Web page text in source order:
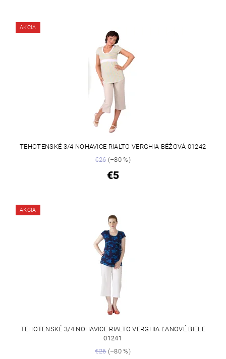
AKCIA
TEHOTENSKÉ 3/4 NOHAVICE RIALTO VERGHIA BÉŽOVÁ 01242
€26(–80 %)
€5
AKCIA
TEHOTENSKÉ 3/4 NOHAVICE RIALTO VERGHIA ĽANOVÉ BIELE
01241
€26(–80 %)